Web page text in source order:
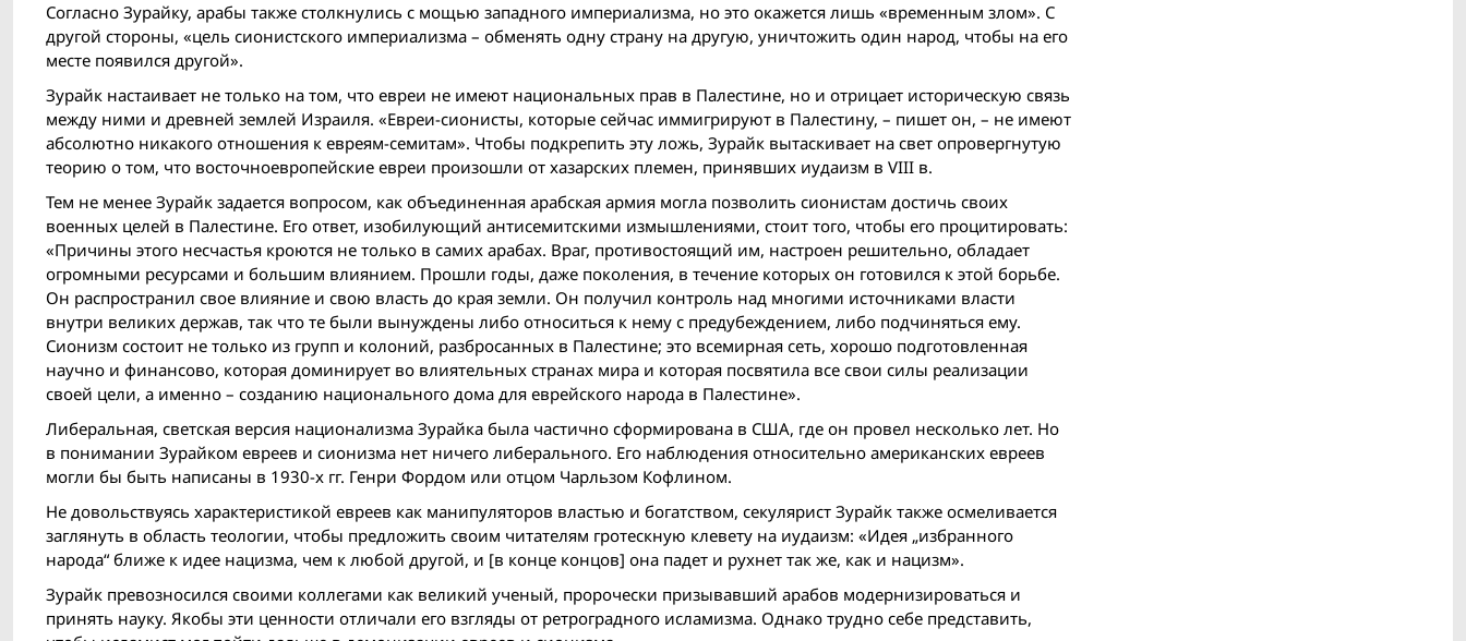
Согласно Зурайку, арабы также столкнулись с мощью западного империализма, но это окажется лишь «временным злом». С
другой стороны, «цель сионистского империализма – обменять одну страну на другую, уничтожить один народ, чтобы на его
месте появился другой».
Зурайк настаивает не только на том, что евреи не имеют национальных прав в Палестине, но и отрицает историческую связь
между ними и древней землей Израиля. «Евреи-сионисты, которые сейчас иммигрируют в Палестину, – пишет он, – не имеют
абсолютно никакого отношения к евреям-семитам». Чтобы подкрепить эту ложь, Зурайк вытаскивает на свет опровергнутую
теорию о том, что восточноевропейские евреи произошли от хазарских племен, принявших иудаизм в VIII в.
Тем не менее Зурайк задается вопросом, как объединенная арабская армия могла позволить сионистам достичь своих
военных целей в Палестине. Его ответ, изобилующий антисемитскими измышлениями, стоит того, чтобы его процитировать:
«Причины этого несчастья кроются не только в самих арабах. Враг, противостоящий им, настроен решительно, обладает
огромными ресурсами и большим влиянием. Прошли годы, даже поколения, в течение которых он готовился к этой борьбе.
Он распространил свое влияние и свою власть до края земли. Он получил контроль над многими источниками власти
внутри великих держав, так что те были вынуждены либо относиться к нему с предубеждением, либо подчиняться ему.
Сионизм состоит не только из групп и колоний, разбросанных в Палестине; это всемирная сеть, хорошо подготовленная
научно и финансово, которая доминирует во влиятельных странах мира и которая посвятила все свои силы реализации
своей цели, а именно – созданию национального дома для еврейского народа в Палестине».
Либеральная, светская версия национализма Зурайка была частично сформирована в США, где он провел несколько лет. Но
в понимании Зурайком евреев и сионизма нет ничего либерального. Его наблюдения относительно американских евреев
могли бы быть написаны в 1930-х гг. Генри Фордом или отцом Чарльзом Кофлином.
Не довольствуясь характеристикой евреев как манипуляторов властью и богатством, секулярист Зурайк также осмеливается
заглянуть в область теологии, чтобы предложить своим читателям гротескную клевету на иудаизм: «Идея „избранного
народа“ ближе к идее нацизма, чем к любой другой, и [в конце концов] она падет и рухнет так же, как и нацизм».
Зурайк превозносился своими коллегами как великий ученый, пророчески призывавший арабов модернизироваться и
принять науку. Якобы эти ценности отличали его взгляды от ретроградного исламизма. Однако трудно ceбe представить,